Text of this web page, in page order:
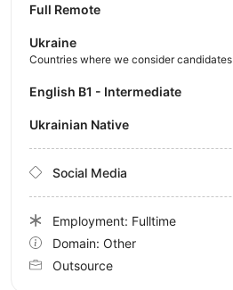
Full Remote
Ukraine
Countries where we consider candidates
English B1 - Intermediate
Ukrainian Native
Social Media
Employment: Fulltime
Domain: Other
Outsource